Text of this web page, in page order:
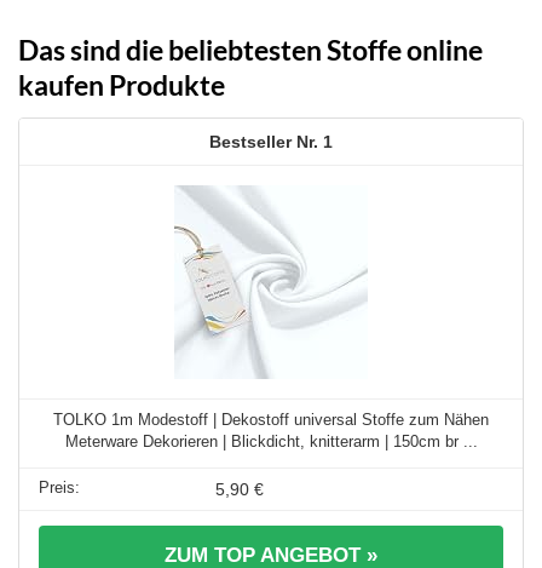
Das sind die beliebtesten Stoffe online
kaufen Produkte
1
TOLKO 1m Modestoff | Dekostoff universal Stoffe zum Nähen
Meterware Dekorieren | Blickdicht, knitterarm | 150cm br ...
5,90 €
ZUM TOP ANGEBOT »